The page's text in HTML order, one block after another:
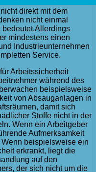
direkt mit dem
nicht einmal
Allerdings
mindestens einen
Industrieunternehmen
Service.
Arbeitssicherheit
während des
beispielsweise
von Absauganlagen in
damit sich
Stoffe nicht in der
Wenn ein Arbeitgeber
Aufmerksamkeit
beispielsweise ein
erkrankt, liegt die
auf den
der sich nicht um die